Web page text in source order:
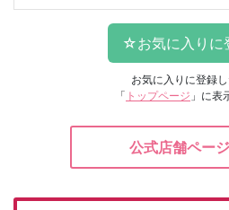
お気に入りに登録
「 トップページ 」に表
公式店舗ペー